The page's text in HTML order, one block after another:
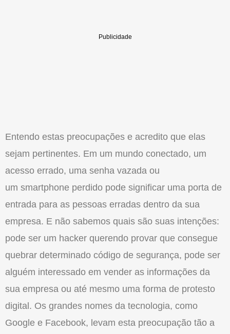
Entendo estas preocupações e acredito que elas
sejam pertinentes. Em um mundo conectado, um
acesso errado, uma senha vazada ou
um smartphone perdido pode significar uma porta de
entrada para as pessoas erradas dentro da sua
empresa. E não sabemos quais são suas intenções:
pode ser um hacker querendo provar que consegue
quebrar determinado código de segurança, pode ser
alguém interessado em vender as informações da
sua empresa ou até mesmo uma forma de protesto
digital. Os grandes nomes da tecnologia, como
Google e Facebook, levam esta preocupação tão a